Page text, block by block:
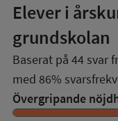
Elever i
grundskolan
Baserat på 44 svar
med 86%
Övergripande